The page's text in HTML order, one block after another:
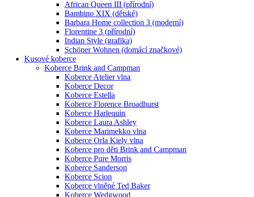
African Queen III (přírodní)
Bambino XIX (dětské)
Barbara Home collection 3 (moderní)
Florentine 3 (přírodní)
Indian Style (grafika)
Schöner Wohnen (domácí značkové)
Kusové koberce
Koberce Brink and Campman
Koberce Atelier vlna
Koberce Decor
Koberce Estella
Koberce Florence Broadhurst
Koberce Harlequin
Koberce Laura Ashley
Koberce Marimekko vlna
Koberce Orla Kiely vlna
Koberce pro děti Brink and Campman
Koberce Pure Morris
Koberce Sanderson
Koberce Scion
Koberce vlněné Ted Baker
Koberce Wedgwood